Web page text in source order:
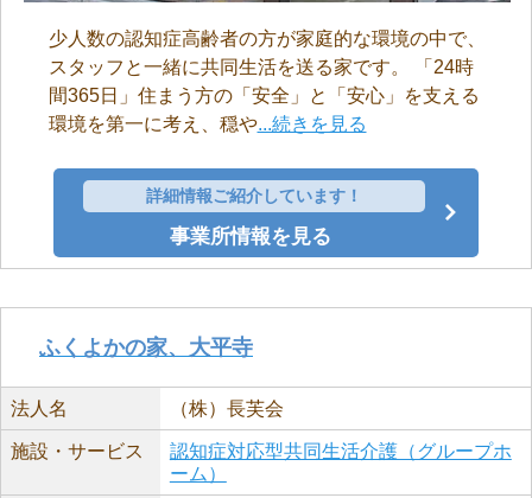
少人数の認知症高齢者の方が家庭的な環境の中で、
スタッフと一緒に共同生活を送る家です。 「24時
間365日」住まう方の「安全」と「安心」を支える
環境を第一に考え、穏や...続きを見る
詳細情報ご紹介しています！
事業所情報を見る
ふくよかの家、大平寺
法人名 （株）長芙会
施設・サービス
認知症対応型共同生活介護（グループホ
ーム）